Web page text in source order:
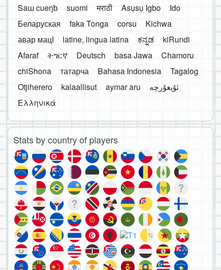
Saɯ cueŋƅ
suomi मराठी Asụsụ Igbo
Ido
Беларуская
faka Tonga corsu
Kichwa
авар мацӀ
latine, lingua latina ಕನ್ನಡ
kiRundi
Afaraf
ትግርኛ Deutsch basa Jawa
Chamoru
chiShona
татарча Bahasa Indonesia
Tagalog
Otjiherero
kalaallisut aymar aru
Ελληνικά
Stats by country of players